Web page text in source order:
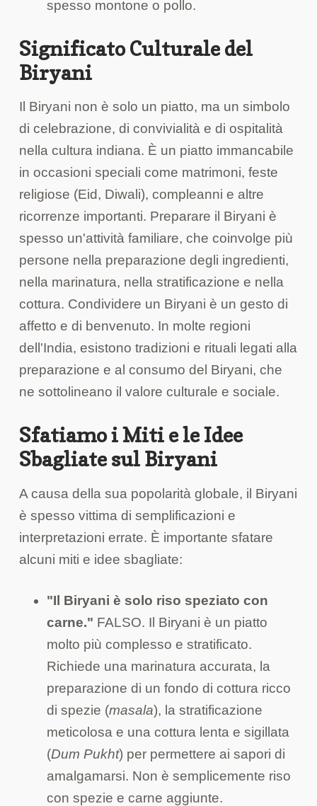
spesso montone o pollo.
Significato Culturale del
Biryani
Il Biryani non è solo un piatto, ma un simbolo
di celebrazione, di convivialità e di ospitalità
nella cultura indiana. È un piatto immancabile
in occasioni speciali come matrimoni, feste
religiose (Eid, Diwali), compleanni e altre
ricorrenze importanti. Preparare il Biryani è
spesso un'attività familiare, che coinvolge più
persone nella preparazione degli ingredienti,
nella marinatura, nella stratificazione e nella
cottura. Condividere un Biryani è un gesto di
affetto e di benvenuto. In molte regioni
dell'India, esistono tradizioni e rituali legati alla
preparazione e al consumo del Biryani, che
ne sottolineano il valore culturale e sociale.
Sfatiamo i Miti e le Idee
Sbagliate sul Biryani
A causa della sua popolarità globale, il Biryani
è spesso vittima di semplificazioni e
interpretazioni errate. È importante sfatare
alcuni miti e idee sbagliate:
"Il Biryani è solo riso speziato con
carne." FALSO. Il Biryani è un piatto
molto più complesso e stratificato.
Richiede una marinatura accurata, la
preparazione di un fondo di cottura ricco
di spezie (masala), la stratificazione
meticolosa e una cottura lenta e sigillata
(Dum Pukht) per permettere ai sapori di
amalgamarsi. Non è semplicemente riso
con spezie e carne aggiunte.